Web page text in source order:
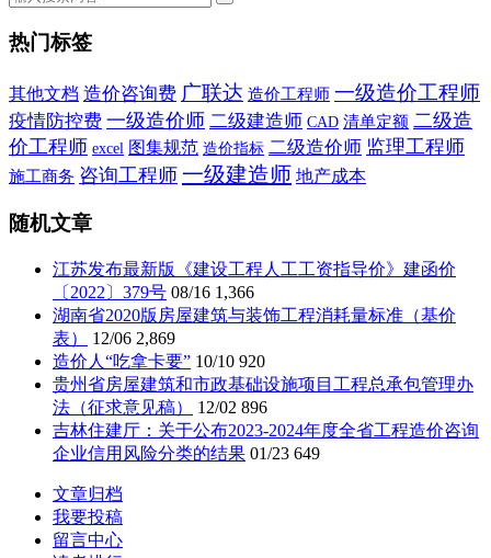
热门标签
其他文档 造价咨询费 广联达 造价工程师 一级造价工程师
疫情防控费 一级造价师 二级建造师 CAD 清单定额 二级造
价工程师 excel 图集规范 造价指标 二级造价师 监理工程师
施工商务 咨询工程师 一级建造师 地产成本
随机文章
江苏发布最新版《建设工程人工工资指导价》建函价
〔2022〕379号 08/16 1,366
湖南省2020版房屋建筑与装饰工程消耗量标准（基价
表）
12/06 2,869
造价人“吃拿卡要” 10/10 920
贵州省房屋建筑和市政基础设施项目工程总承包管理办
法（征求意见稿）
12/02 896
吉林住建厅：关于公布2023-2024年度全省工程造价咨询
企业信用风险分类的结果 01/23 649
文章归档
我要投稿
留言中心